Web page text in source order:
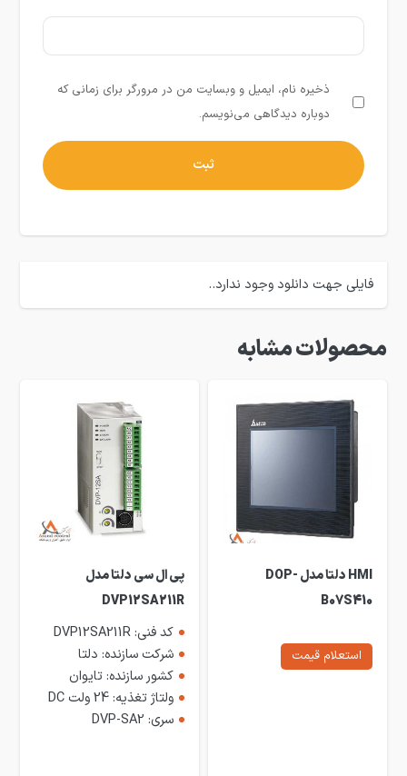
ذخیره نام، ایمیل و وبسایت من در مرورگر برای زمانی که
دوباره دیدگاهی می‌نویسم.
فایلی جهت دانلود وجود ندارد..
محصولات مشابه
HMI دلتا مدل DOP-
B07S410
استعلام قیمت
پی ال سی دلتا مدل
DVP12SA211R
کد فنی: DVP12SA211R
شرکت سازنده: دلتا
کشور سازنده: تایوان
ولتاژ تغذیه: 24 ولت DC
سری: DVP-SA2